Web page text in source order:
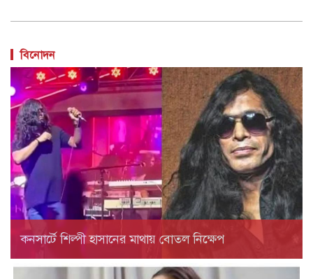
বিনোদন
কনসার্টে শিল্পী হাসানের মাথায় বোতল নিক্ষেপ